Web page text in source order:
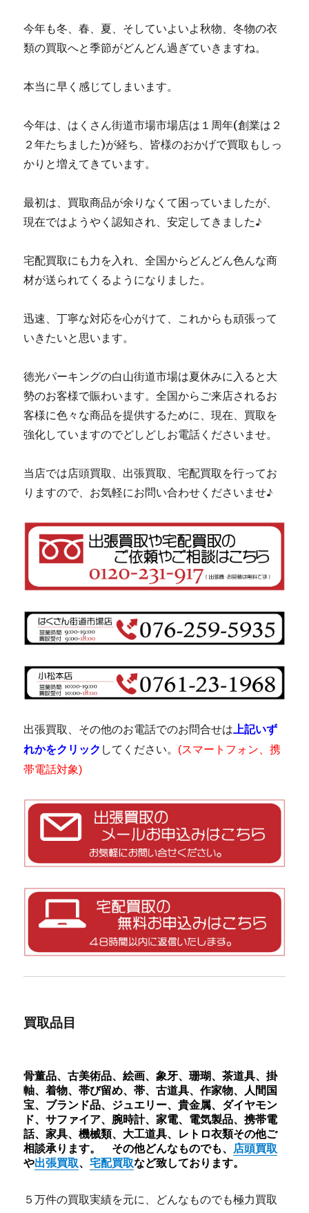
今年も冬、春、夏、そしていよいよ秋物、冬物の衣
類の買取へと季節がどんどん過ぎていきますね。
本当に早く感じてしまいます。
今年は、はくさん街道市場市場店は１周年(創業は２
２年たちました)が経ち、皆様のおかげで買取もしっ
かりと増えてきています。
最初は、買取商品が余りなくて困っていましたが、
現在ではようやく認知され、安定してきました♪
宅配買取にも力を入れ、全国からどんどん色んな商
材が送られてくるようになりました。
迅速、丁寧な対応を心がけて、これからも頑張って
いきたいと思います。
徳光パーキングの白山街道市場は夏休みに入ると大
勢のお客様で賑わいます。全国からご来店されるお
客様に色々な商品を提供するために、現在、買取を
強化していますのでどしどしお電話くださいませ。
当店では店頭買取、出張買取、宅配買取を行ってお
りますので、お気軽にお問い合わせくださいませ♪
出張買取、その他のお電話でのお問合せは 上記いず
れかをクリック してください。 (スマートフォン、携
帯電話対象)
買取品目
骨董品、古美術品、絵画、象牙、珊瑚、茶道具、掛
軸、着物、帯び留め、帯、古道具、作家物、人間国
宝、ブランド品、ジュエリー、貴金属、ダイヤモン
ド、サファイア、腕時計、家電、電気製品、携帯電
話、家具、機械類、大工道具、レトロ衣類その他ご
相談承ります。 その他どんなものでも、 店頭買取
や出張買取、宅配買取など致しております。
５万件の買取実績を元に、どんなものでも極力買取